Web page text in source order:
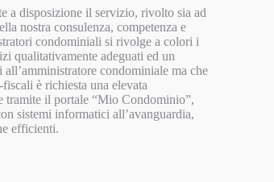
a disposizione il servizio, rivolto sia ad
nostra consulenza, competenza e
condominiali si rivolge a colori i
qualitativamente adeguati ed un
condominiale ma che
è richiesta una elevata
tramite il portale “Mio Condominio”,
sistemi informatici all’avanguardia,
efficienti.